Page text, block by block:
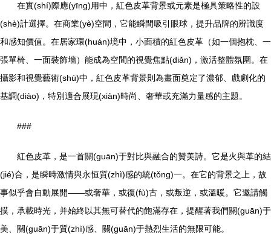
在實(shí)際應(yīng)用中，紅色皮革背景或元素是極具策略性的設
(shè)計選擇。在商業(yè)空間，它能瞬間吸引眼球，提升品牌的辨識度
和感知價值。在居家環(huán)境中，小面積的紅色皮革（如一個抱枕、一
張單椅、一面裝飾墻）能成為空間的視覺焦點(diǎn)，激活整體氛圍。在
攝影和視覺藝術(shù)中，紅色皮革背景則為畫面奠定了濃郁、戲劇化的
基調(diào)，特別適合展現(xiàn)時尚、奢華或充滿力量感的主題。
###
紅色皮革，是一首關(guān)于對比與融合的贊美詩。它是火與革的結
(jié)合，是瞬時激情與永恒質(zhì)感的統(tǒng)一。在它的背景之上，故
事似乎會自動展開——或奢華，或復(fù)古，或叛逆，或溫暖。它邀請觸
摸，承載時光，并始終以其無可替代的飽滿存在，提醒著我們關(guān)于
美、關(guān)于質(zhì)感、關(guān)于熱烈生活的無限可能。